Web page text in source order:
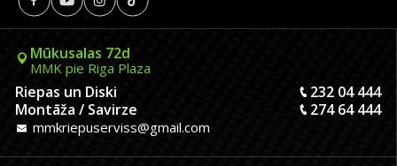
Mūkusalas 72d
MMK pie Riga Plaza
Riepas un Diski
232 04 444
Montāža / Savirze
274 64 444
mmkriepuserviss@gmail.com